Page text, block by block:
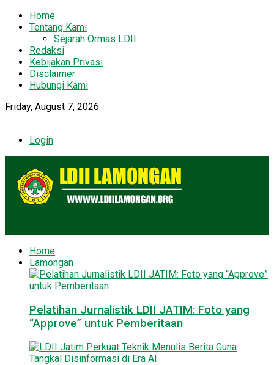
Home
Tentang Kami
Sejarah Ormas LDII
Redaksi
Kebijakan Privasi
Disclaimer
Hubungi Kami
Friday, August 7, 2026
Login
Home
Lamongan
Pelatihan Jurnalistik LDII JATIM: Foto yang
“Approve” untuk Pemberitaan